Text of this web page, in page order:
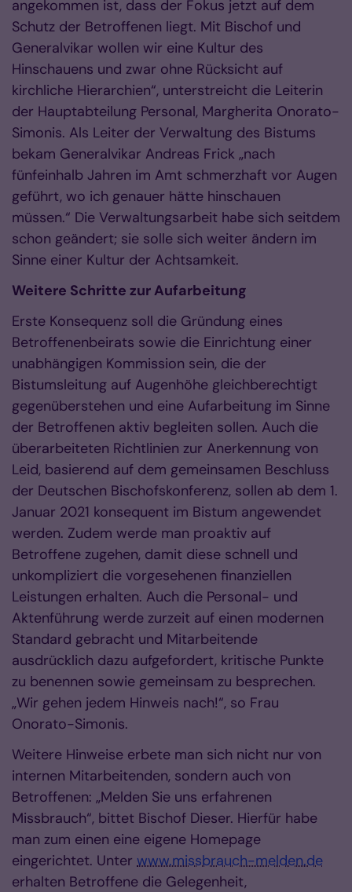
angekommen ist, dass der Fokus jetzt auf dem
Schutz der Betroffenen liegt. Mit Bischof und
Generalvikar wollen wir eine Kultur des
Hinschauens und zwar ohne Rücksicht auf
kirchliche Hierarchien“, unterstreicht die Leiterin
der Hauptabteilung Personal, Margherita Onorato-
Simonis. Als Leiter der Verwaltung des Bistums
bekam Generalvikar Andreas Frick „nach
fünfeinhalb Jahren im Amt schmerzhaft vor Augen
geführt, wo ich genauer hätte hinschauen
müssen.“ Die Verwaltungsarbeit habe sich seitdem
schon geändert; sie solle sich weiter ändern im
Sinne einer Kultur der Achtsamkeit.
Weitere Schritte zur Aufarbeitung
Erste Konsequenz soll die Gründung eines
Betroffenenbeirats sowie die Einrichtung einer
unabhängigen Kommission sein, die der
Bistumsleitung auf Augenhöhe gleichberechtigt
gegenüberstehen und eine Aufarbeitung im Sinne
der Betroffenen aktiv begleiten sollen. Auch die
überarbeiteten Richtlinien zur Anerkennung von
Leid, basierend auf dem gemeinsamen Beschluss
der Deutschen Bischofskonferenz, sollen ab dem 1.
Januar 2021 konsequent im Bistum angewendet
werden. Zudem werde man proaktiv auf
Betroffene zugehen, damit diese schnell und
unkompliziert die vorgesehenen finanziellen
Leistungen erhalten. Auch die Personal- und
Aktenführung werde zurzeit auf einen modernen
Standard gebracht und Mitarbeitende
ausdrücklich dazu aufgefordert, kritische Punkte
zu benennen sowie gemeinsam zu besprechen.
„Wir gehen jedem Hinweis nach!“, so Frau
Onorato-Simonis.
Weitere Hinweise erbete man sich nicht nur von
internen Mitarbeitenden, sondern auch von
Betroffenen: „Melden Sie uns erfahrenen
Missbrauch“, bittet Bischof Dieser. Hierfür habe
man zum einen eine eigene Homepage
eingerichtet. Unter www.missbrauch-melden.de
erhalten Betroffene die Gelegenheit,